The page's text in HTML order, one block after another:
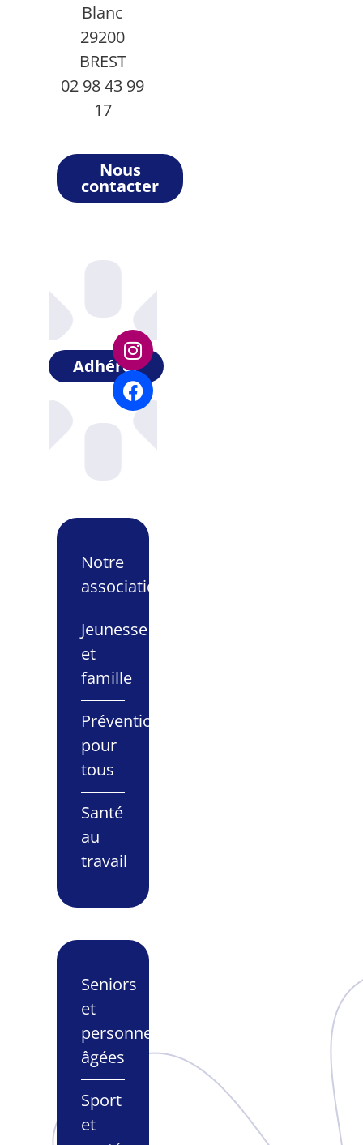
Blanc
29200
BREST
02 98 43 99
17
Nous
contacter
Adhérer
Notre
association
Jeunesse
et
famille
Prévention
pour
tous
Santé
au
travail
Seniors
et
personnes
âgées
Sport
et